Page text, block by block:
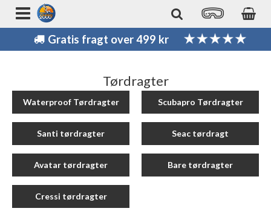
Gratis fragt over 499 kr
Tørdragter
Waterproof Tørdragter Scubapro Tørdragter
Santi tørdragter Seac tørdragt
Avatar tørdragter Bare tørdragter
Cressi tørdragter